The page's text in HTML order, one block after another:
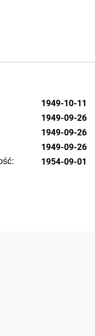
1949-10-11
1949-09-26
1949-09-26
1949-09-26
1954-09-01